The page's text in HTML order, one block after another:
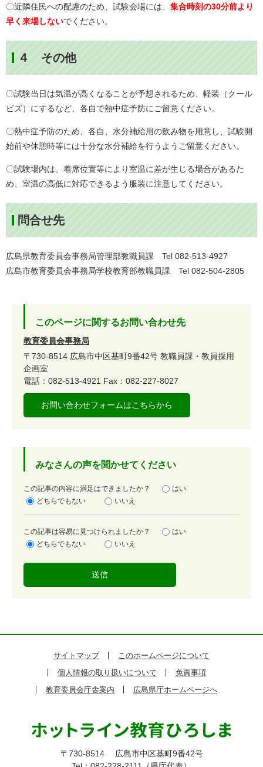
〇近隣住民への配慮のため、試験会場には、 集合時刻の30分前より
早く来場しないでください。
４ その他
〇試験当日は気温が高くなることが予想されるため、軽装（クール
ビズ）にするなど、各自で熱中症予防にご留意ください。
〇熱中症予防のため、各自、水分補給用の飲み物を用意し、試験開
始前や休憩時等には十分な水分補給を行うようご留意ください。
〇試験場内は、着席位置等により室温に差が生じる場合があるた
め、室温の高低に対応できるよう服装に注意してください。
問合せ先
広島県教育委員会事務局管理部教職員課 Tel 082-513-4927
広島市教育委員会事務局学校教育部教職員課 Tel 082-504-2805
このページに関するお問い合わせ先
教育委員会事務局
〒730-8514 広島市中区基町9番42号 教職員課・教員採用
企画室
電話：082-513-4921 Fax：082-227-8027
お問い合わせフォームはこちらから
みなさんの声を聞かせてください
満
足
この記事の内容に満足はできましたか？
はい
どちらでもない
いいえ
容
易
この記事は容易に見つけられましたか？
はい
どちらでもない
いいえ
サイトマップ
このホームページについて
個人情報の取り扱いについて
免責事項
教育委員会庁舎案内
広島県庁ホームページへ
〒730-8514
広島市中区基町9番42号